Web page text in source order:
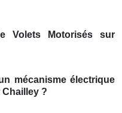
Volets Motorisés sur
mécanisme électrique
?